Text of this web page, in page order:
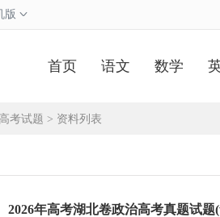
版
首页 语文 数学
高考试题 > 资料列表
2026年高考湖北卷政治高考真题试题